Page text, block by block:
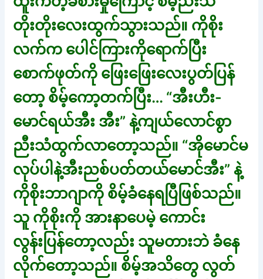
တိုးတိုးလေးထွက်သွားသည်။ ကိုစိုး
လက်က ပေါင်ကြားကိုရောက်ပြီး
စောက်ဖုတ်ကို ဖြေးဖြေးလေးပွတ်ပြန်
တော့ စိမ့်ကော့တက်ပြီး… “အီးဟီး-
မောင်ရယ်အီး အီး” နဲ့ကျယ်လောင်စွာ
ညီးသံထွက်လာတော့သည်။ “အိုမောင်မ
လုပ်ပါနဲ့အီးညစ်ပတ်တယ်မောင်အီး” နဲ့
ကိုစိုးဘာဂျာကို စိမ့်ခံနေရပြီဖြစ်သည်။
သူ ကိုစိုးကို အားနာပေမဲ့ ကောင်း
လွန်းပြန်တော့လည်း သူမတားဘဲ ခံနေ
လိုက်တော့သည်။ စိမ့်အသိတွေ လွတ်